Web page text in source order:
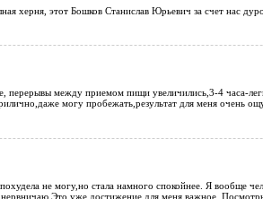
херня, этот Бошков Станислав Юрьевич за счет нас
перерывы между приемом пищи увеличились,3-4 часа-
могу пробежать,результат для меня очень
не могу,но стала намного спокойнее. Я вообще
уже достижение для меня важное.